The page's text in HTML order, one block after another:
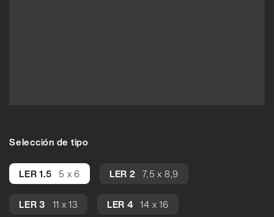
Selección de tipo
LER 1.5 5 x 6 LER 2 7,5 x 8,9
LER 3 11 x 13 LER 4 14 x 16